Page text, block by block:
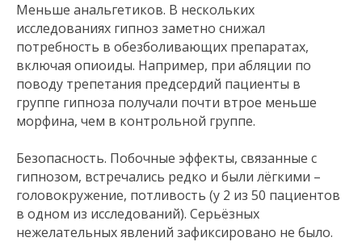
Меньше анальгетиков. В нескольких
исследованиях гипноз заметно снижал
потребность в обезболивающих препаратах,
включая опиоиды. Например, при абляции по
поводу трепетания предсердий пациенты в
группе гипноза получали почти втрое меньше
морфина, чем в контрольной группе.
Безопасность. Побочные эффекты, связанные с
гипнозом, встречались редко и были лёгкими –
головокружение, потливость (у 2 из 50 пациентов
в одном из исследований). Серьёзных
нежелательных явлений зафиксировано не было.